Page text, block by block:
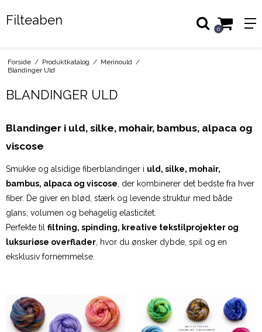
Filteaben
0
Forside / Produktkatalog / Merinould /
Blandinger Uld
BLANDINGER ULD
Blandinger i uld, silke, mohair, bambus, alpaca og
viscose
Smukke og alsidige fiberblandinger i uld, silke, mohair,
bambus, alpaca og viscose, der kombinerer det bedste fra hver
fiber. De giver en blød, stærk og levende struktur med både
glans, volumen og behagelig elasticitet.
Perfekte til filtning, spinding, kreative tekstilprojekter og
luksuriøse overflader, hvor du ønsker dybde, spil og en
eksklusiv fornemmelse.